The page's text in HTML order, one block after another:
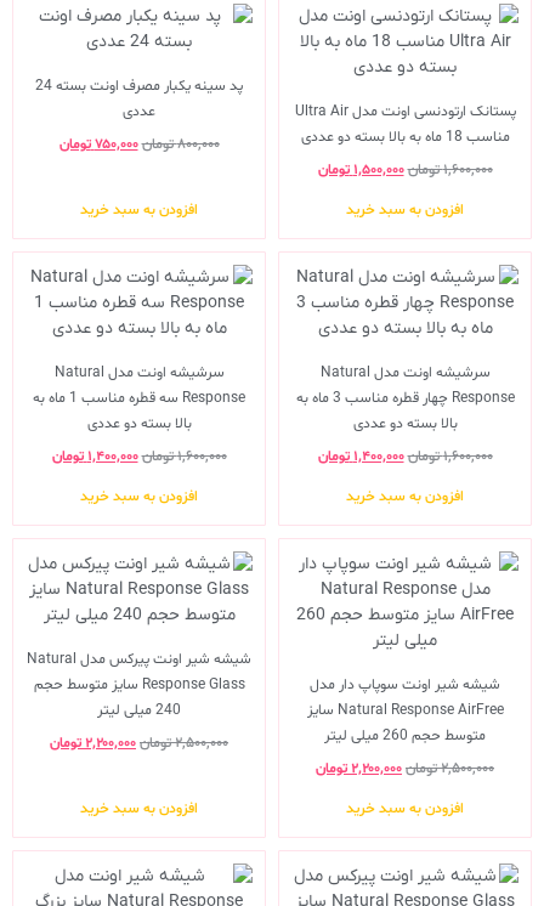
پستانک ارتودنسی اونت مدل Ultra Air
مناسب 18 ماه به بالا بسته دو عددی
۱,۶۰۰,۰۰۰تومان۱,۵۰۰,۰۰۰تومان
افزودن به سبد خرید
پد سینه یکبار مصرف اونت بسته 24
عددی
۸۰۰,۰۰۰تومان۷۵۰,۰۰۰تومان
افزودن به سبد خرید
سرشیشه اونت مدل Natural
Response چهار قطره مناسب 3 ماه به
بالا بسته دو عددی
۱,۶۰۰,۰۰۰تومان۱,۴۰۰,۰۰۰تومان
افزودن به سبد خرید
سرشیشه اونت مدل Natural
Response سه قطره مناسب 1 ماه به
بالا بسته دو عددی
۱,۶۰۰,۰۰۰تومان۱,۴۰۰,۰۰۰تومان
افزودن به سبد خرید
شیشه شیر اونت سوپاپ دار مدل
Natural Response AirFree سایز
متوسط حجم 260 میلی لیتر
۲,۵۰۰,۰۰۰تومان۲,۲۰۰,۰۰۰تومان
افزودن به سبد خرید
شیشه شیر اونت پیرکس مدل Natural
Response Glass سایز متوسط حجم
240 میلی لیتر
۲,۵۰۰,۰۰۰تومان۲,۲۰۰,۰۰۰تومان
افزودن به سبد خرید